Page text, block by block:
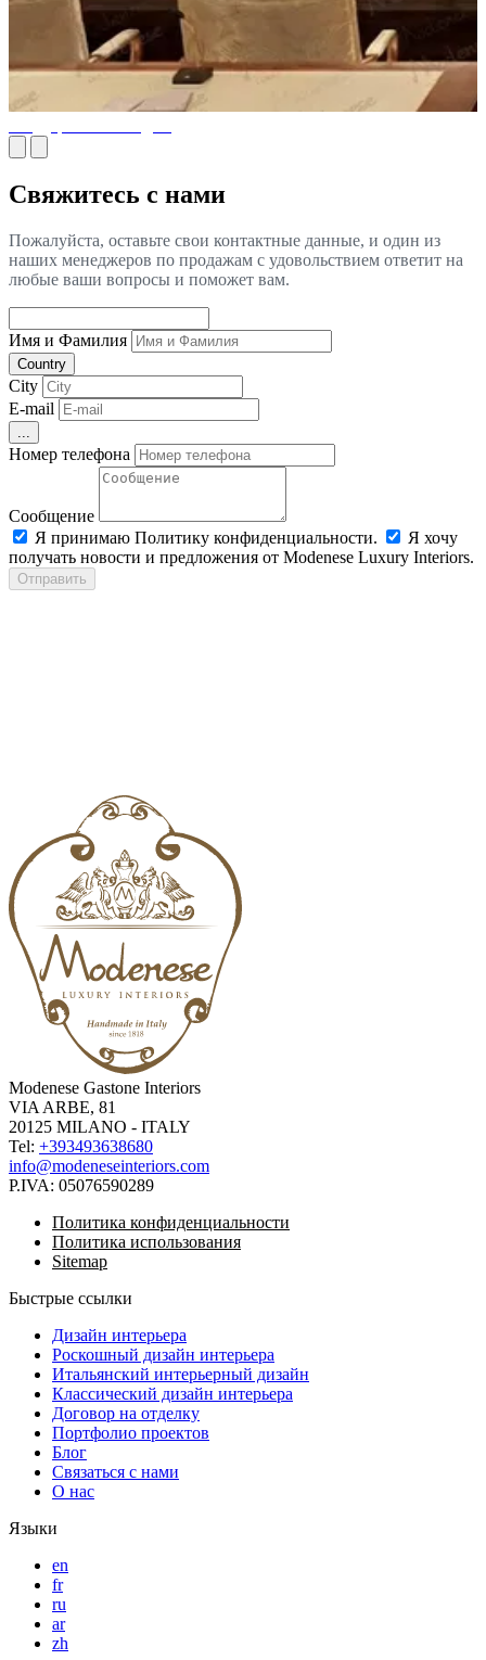
Свяжитесь с нами
Пожалуйста, оставьте свои контактные данные, и один из
наших менеджеров по продажам с удовольствием ответит на
любые ваши вопросы и поможет вам.
Имя и Фамилия
Country
City
E-mail
Номер телефона
Сообщение
Я принимаю Политику конфиденциальности.
Я хочу
получать новости и предложения от Modenese Luxury Interiors.
Отправить
Modenese Gastone Interiors
VIA ARBE, 81
20125 MILANO - ITALY
Tel: +393493638680
info@modeneseinteriors.com
P.IVA: 05076590289
Политика конфиденциальности
Политика использования
Sitemap
Быстрые ссылки
Дизайн интерьера
Роскошный дизайн интерьера
Итальянский интерьерный дизайн
Классический дизайн интерьера
Договор на отделку
Портфолио проектов
Блог
Связаться с нами
О нас
Языки
en
fr
ru
ar
zh